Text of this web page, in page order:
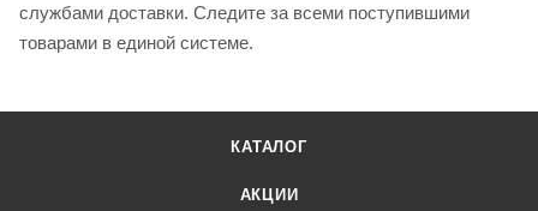
службами доставки. Следите за всеми поступившими
товарами в единой системе.
КАТАЛОГ
АКЦИИ